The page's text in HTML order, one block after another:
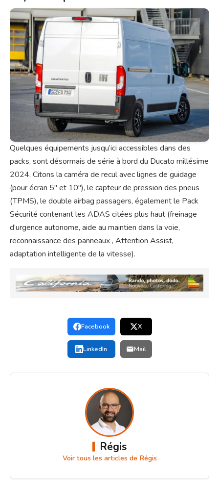
Quelques équipements jusqu’ici accessibles dans des
packs, sont désormais de série à bord du Ducato millésime
2024. Citons la caméra de recul avec lignes de guidage
(pour écran 5″ et 10″), le capteur de pression des pneus
(TPMS), le double airbag passagers, également le Pack
Sécurité contenant les ADAS citées plus haut (freinage
d’urgence autonome, aide au maintien dans la voie,
reconnaissance des panneaux , Attention Assist,
adaptation intelligente de la vitesse).
Facebook X
LinkedIn Mail
Régis
Voir tous les articles de Régis